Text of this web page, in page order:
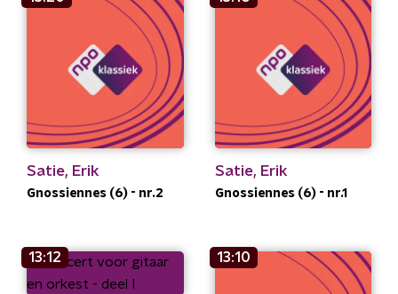
Satie, Erik
Gnossiennes (6) - nr.2
Satie, Erik
Gnossiennes (6) - nr.1
13:12 13:10